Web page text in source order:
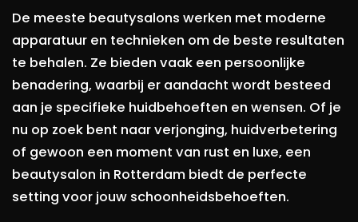
De meeste beautysalons werken met moderne
apparatuur en technieken om de beste resultaten
te behalen. Ze bieden vaak een persoonlijke
benadering, waarbij er aandacht wordt besteed
aan je specifieke huidbehoeften en wensen. Of je
nu op zoek bent naar verjonging, huidverbetering
of gewoon een moment van rust en luxe, een
beautysalon in Rotterdam biedt de perfecte
setting voor jouw schoonheidsbehoeften.